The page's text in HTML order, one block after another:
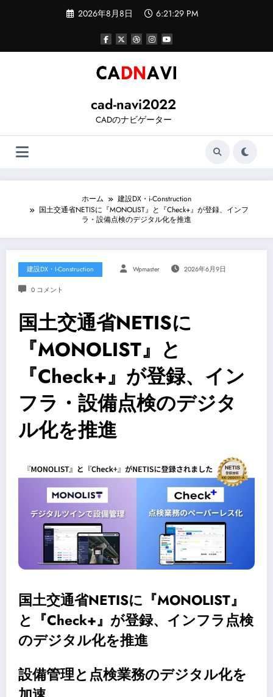
ツ
2026年8月8日 6:21:30 PM
cad-navi2022
CADのナビゲーター
ホーム
建設DX・i-Construction
国土交通省NETISに『MONOLIST』と『Check+』が登録、インフ
ラ・設備点検のデジタル化を推進
建設DX・i-Construction Wpmaster 2026年6月9日
0 コメント
国土交通省NETISに
『MONOLIST』と
『Check+』が登録、イン
フラ・設備点検のデジタ
ル化を推進
国土交通省NETISに『MONOLIST』
と『Check+』が登録、インフラ点検
のデジタル化を推進
設備管理と点検業務のデジタル化を